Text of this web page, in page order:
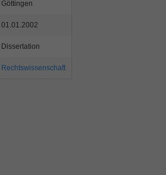
Göttingen
01.01.2002
Dissertation
Rechtswissenschaft